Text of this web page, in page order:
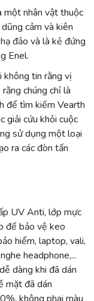
một nhân vật thuộc
cảm và kiên
đảo và là kẻ đứng
Enel.
tin rằng vị
chúng chỉ là
để tìm kiếm Vearth
giải cứu khỏi cuộc
sử dụng một loại
ra các đòn tấn
UV Anti, lớp mực
đế bảo vệ keo
hiểm, laptop, vali,
headphone,...
dàng khi đã dán
mặt đã dán